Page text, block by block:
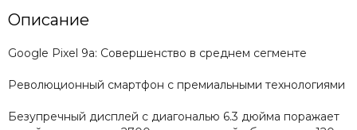
Описание
Google Pixel 9a: Совершенство в среднем сегменте
Революционный смартфон с премиальными технологиями
Безупречный дисплей с диагональю 6.3 дюйма поражает